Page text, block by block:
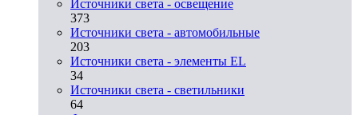
Источники света - освещение
373
Источники света - автомобильные
203
Источники света - элементы EL
34
Источники света - светильники
64